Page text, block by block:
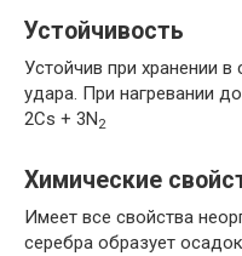
Устойчивость
Устойчив при хранении
удара. При нагревании
2Cs + 3N2
Химические
Имеет все свойства
серебра образует